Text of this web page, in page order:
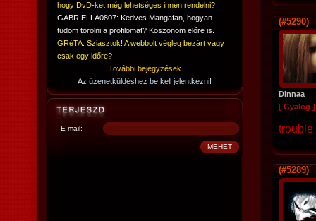
hogy DvD-ket még lehetséges innen rendelni?
GABRIELLA0807: Kedves Mangafan, hogyan
tudom törölni a profilomat? Köszönöm előre is.
GRéTA: Sziasztok! A webbolt végleg bezárt vagy
csak egy időre?
További bejegyzések
Az üzenetküldéshez be kell jelentkezni!
E-mail:
(#5290)
Dinnaa
[ Gyalog ]
trouble
(#5289)